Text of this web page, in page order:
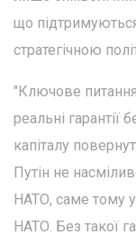
що
стратегічною
"Ключове питання
реальні гарантії
капіталу
Путін не
НАТО, саме тому
НАТО. Без такої